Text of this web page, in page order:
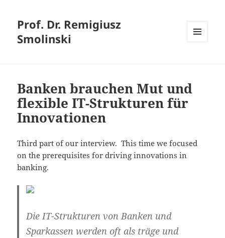
Prof. Dr. Remigiusz
Smolinski
Banken brauchen Mut und
flexible IT-Strukturen für
Innovationen
Third part of our interview. This time we focused
on the prerequisites for driving innovations in
banking.
Die IT-Strukturen von Banken und
Sparkassen werden oft als träge und